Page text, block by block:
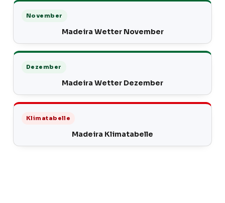
November
Madeira Wetter November
Dezember
Madeira Wetter Dezember
Klimatabelle
Madeira Klimatabelle